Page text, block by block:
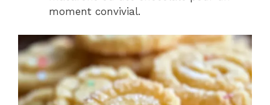
moment convivial.